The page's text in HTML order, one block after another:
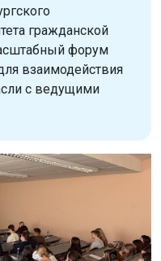
гражданской
форум
взаимодействия
с ведущими